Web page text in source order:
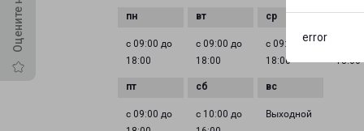
error
с 09:00 до
18:00
с 09:00 до
18:00
с 09:00 до
18:00
18:00
с 09:00 до
с 10:00 до
Выходной